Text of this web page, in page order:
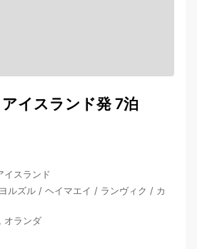
イスランド発 7泊
イスランド
ルズル / ヘイマエイ / ランヴィク / カ
オランダ